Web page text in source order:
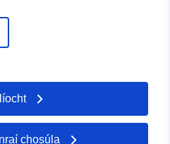
le data.europa.eu:
Nuashonraithe ar data.europa.eu:
August 2026
chosúla